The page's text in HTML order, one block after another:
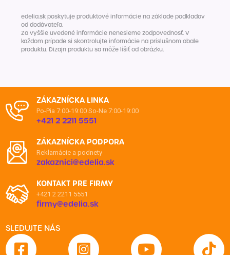
edelia.sk poskytuje produktové informácie na základe podkladov
od dodávateľa.
Za vyššie uvedené informácie nenesieme zodpovednosť. V
každom prípade si skontrolujte informácie na príslušnom obale
produktu. Dizajn produktu sa môže líšiť od obrázku.
ZÁKAZNÍCKA LINKA
Po-Pia 7:00-19:00 So-Ne 7:00-19:00
+421 2 2211 5551
ZÁKAZNÍCKA PODPORA
Reklamácie a podnety
zakaznici@edelia.sk
KONTAKT PRE FIRMY
+421 2 2211 5551
firmy@edelia.sk
SLEDUJTE NÁS